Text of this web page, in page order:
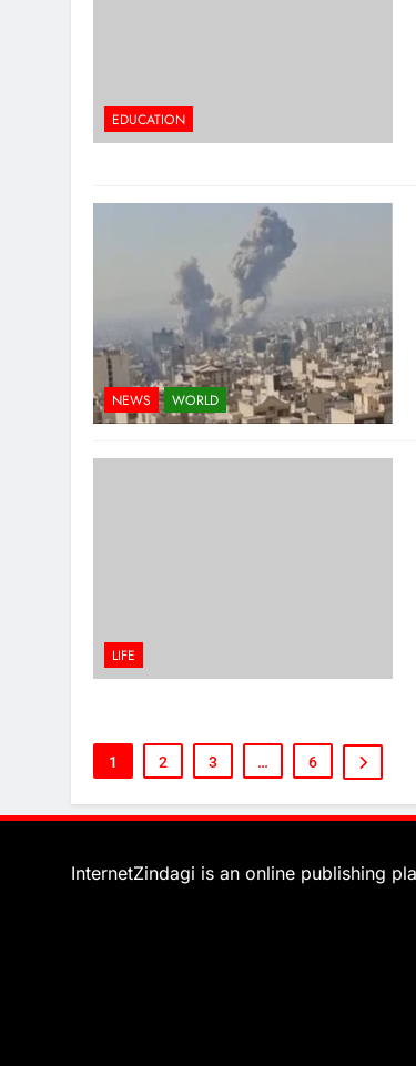
EDUCATION
NEWS WORLD
LIFE
1 2 3 … 6
InternetZindagi is an online publishing